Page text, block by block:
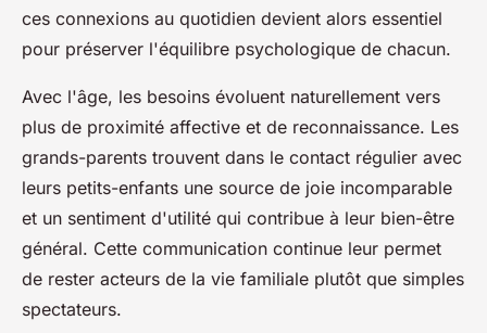
ces connexions au quotidien devient alors essentiel
pour préserver l'équilibre psychologique de chacun.
Avec l'âge, les besoins évoluent naturellement vers
plus de proximité affective et de reconnaissance. Les
grands-parents trouvent dans le contact régulier avec
leurs petits-enfants une source de joie incomparable
et un sentiment d'utilité qui contribue à leur bien-être
général. Cette communication continue leur permet
de rester acteurs de la vie familiale plutôt que simples
spectateurs.